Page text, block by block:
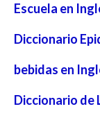
Escuela en
Diccionario
bebidas en
Diccionario de